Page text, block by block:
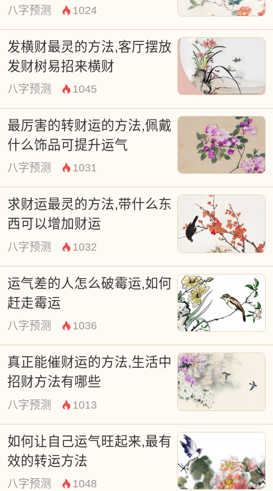
三，摆放增加偏财运的植物
在风水命理学里，招财的道具有很多，比如
鱼缸、灯光、金钱、植物都是最普通的招财
绿绒、串钱莲等。招财的植物有三个要注意
的地方——不可以是攀爬类、最好是常绿植
物、如果有叶子，叶的形状最好呈圆形且要
大，不要尖、细长的形状。
八字预测 1024
发横财最灵的方法,客厅摆放
发财树易招来横财
八字预测 1045
最厉害的转财运的方法,佩戴
什么饰品可提升运气
八字预测 1031
求财运最灵的方法,带什么东
西可以增加财运
八字预测 1032
运气差的人怎么破霉运,如何
赶走霉运
八字预测 1036
真正能催财运的方法,生活中
招财方法有哪些
八字预测 1013
如何让自己运气旺起来,最有
效的转运方法
八字预测 1048